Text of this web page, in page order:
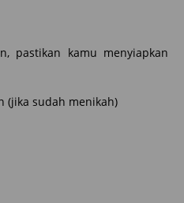
pastikan kamu menyiapkan
(jika sudah menikah)